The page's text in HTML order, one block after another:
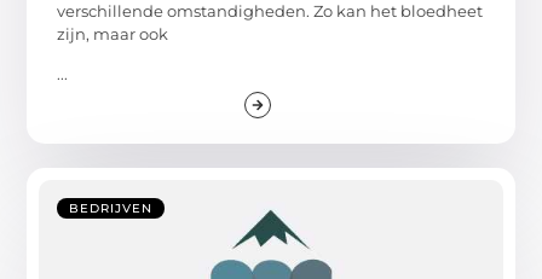
verschillende omstandigheden. Zo kan het bloedheet
zijn, maar ook
...
BEDRIJVEN